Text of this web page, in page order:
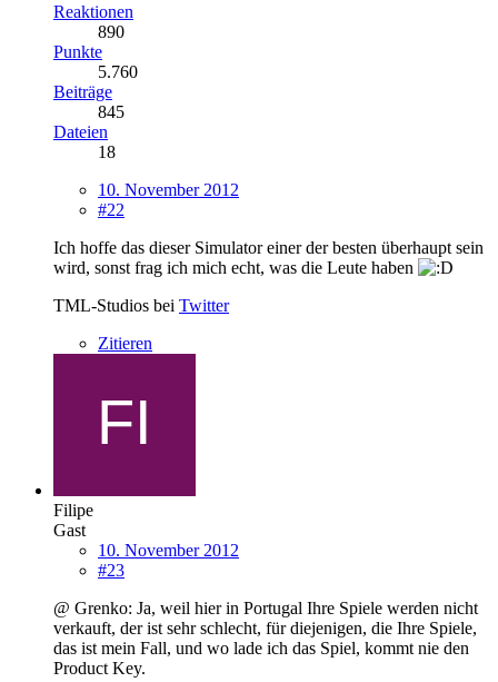
Reaktionen
890
Punkte
5.760
Beiträge
845
Dateien
18
10. November 2012
#22
Ich hoffe das dieser Simulator einer der besten überhaupt sein
wird, sonst frag ich mich echt, was die Leute haben
TML-Studios bei Twitter
Zitieren
Filipe
Gast
10. November 2012
#23
@ Grenko: Ja, weil hier in Portugal Ihre Spiele werden nicht
verkauft, der ist sehr schlecht, für diejenigen, die Ihre Spiele,
das ist mein Fall, und wo lade ich das Spiel, kommt nie den
Product Key.